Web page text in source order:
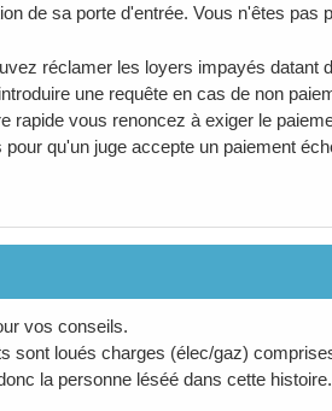
de sa porte d'entrée. Vous n'êtes pas
réclamer les loyers impayés datant
une requête en cas de non
rapide vous renoncez à exiger le
pour qu'un juge accepte un paiement
vos conseils.
sont loués charges (élec/gaz)
la personne léséé dans cette histoire.